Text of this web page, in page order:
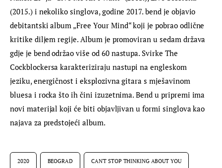
(2015.) i nekoliko singlova, godine 2017. bend je objavio
debitantski album „Free Your Mind“ koji je pobrao odlične
kritike diljem regije. Album je promoviran u sedam država
gdje je bend održao više od 60 nastupa. Svirke The
Cockblockersa karakteriziraju nastupi na engleskom
jeziku, energičnost i eksplozivna gitara s mješavinom
bluesa i rocka što ih čini izuzetnima. Bend u pripremi ima
novi materijal koji će biti objavljivan u formi singlova kao
najava za predstojeći album.
2020 BEOGRAD CAN'T STOP THINKING ABOUT YOU